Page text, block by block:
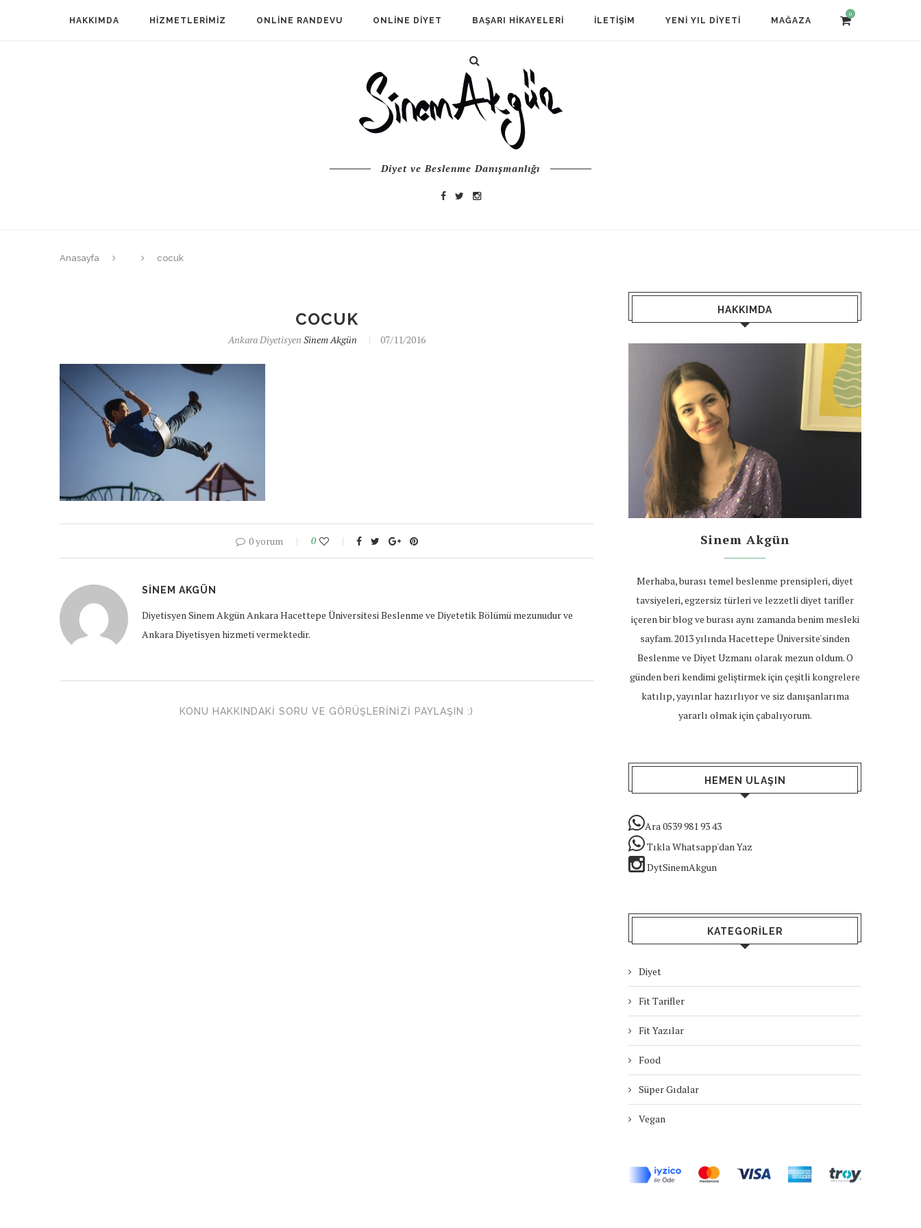
HAKKIMDA HIZMETLERIMIZ ONLINE RANDEVU ONLINE DIYET BAŞARI HIKAYELERI İLETIŞIM YENI YIL DIYETI MAĞAZA
0
Diyet ve Beslenme Danışmanlığı
Anasayfa cocuk
COCUK
Ankara Diyetisyen Sinem Akgün 07/11/2016
0 yorum 0
SINEM AKGÜN
Diyetisyen Sinem Akgün Ankara Hacettepe Üniversitesi Beslenme ve Diyetetik Bölümü mezunudur ve
Ankara Diyetisyen hizmeti vermektedir.
KONU HAKKINDAKI SORU VE GÖRÜŞLERINIZI PAYLAŞIN :)
HAKKIMDA
Sinem Akgün
Merhaba, burası temel beslenme prensipleri, diyet
tavsiyeleri, egzersiz türleri ve lezzetli diyet tarifler
içeren bir blog ve burası aynı zamanda benim mesleki
sayfam. 2013 yılında Hacettepe Üniversite'sinden
Beslenme ve Diyet Uzmanı olarak mezun oldum. O
günden beri kendimi geliştirmek için çeşitli kongrelere
katılıp, yayınlar hazırlıyor ve siz danışanlarıma
yararlı olmak için çabalıyorum.
HEMEN ULAŞIN
Ara 0539 981 93 43
Tıkla Whatsapp'dan Yaz
DytSinemAkgun
KATEGORILER
Diyet
Fit Tarifler
Fit Yazılar
Food
Süper Gıdalar
Vegan